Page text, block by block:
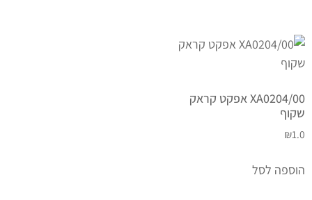
XA0204/00 אפקט קראק
שקוף
₪1.0
הוספה לסל